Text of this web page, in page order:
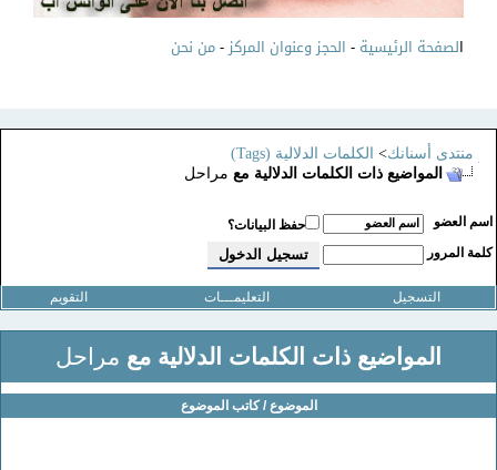
لصفحة الرئيسية-الحجز وعنوان المركز-من نحن
منتدى أسنانك>الكلمات الدلالية (Tags)
المواضيع ذات الكلمات الدلالية مع مراحل
اسم العضو
حفظ البيانات؟
كلمة المرور
التسجيل التعليمـــات التقويم
المواضيع ذات الكلمات الدلالية مع مراحل
الموضوع / كاتب الموضوع